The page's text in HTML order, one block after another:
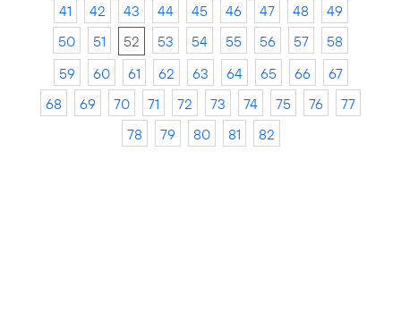
41
42 43 44 45 46 47 48
49
50
51 52 53 54 55 56 57
58
59
60 61 62 63 64 65 66
67
68
69 70 71 72 73 74 75 76
77
78
79 80 81 82